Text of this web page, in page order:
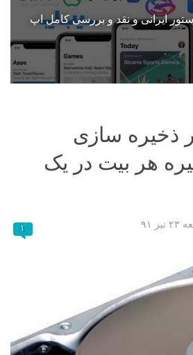
ایرانی و نقد و بررسی کامل اپ
ذخیره سازی
هر بیت در یک
۹۱ ۱